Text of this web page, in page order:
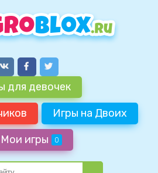
для девочек
Игры на Двоих
Мои игры 0